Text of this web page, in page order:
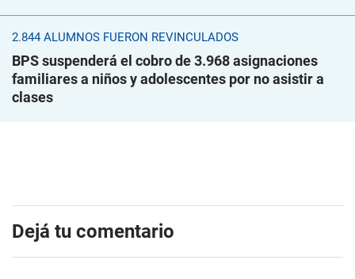
2.844 ALUMNOS FUERON REVINCULADOS
BPS suspenderá el cobro de 3.968 asignaciones
familiares a niños y adolescentes por no asistir a
clases
Dejá tu comentario